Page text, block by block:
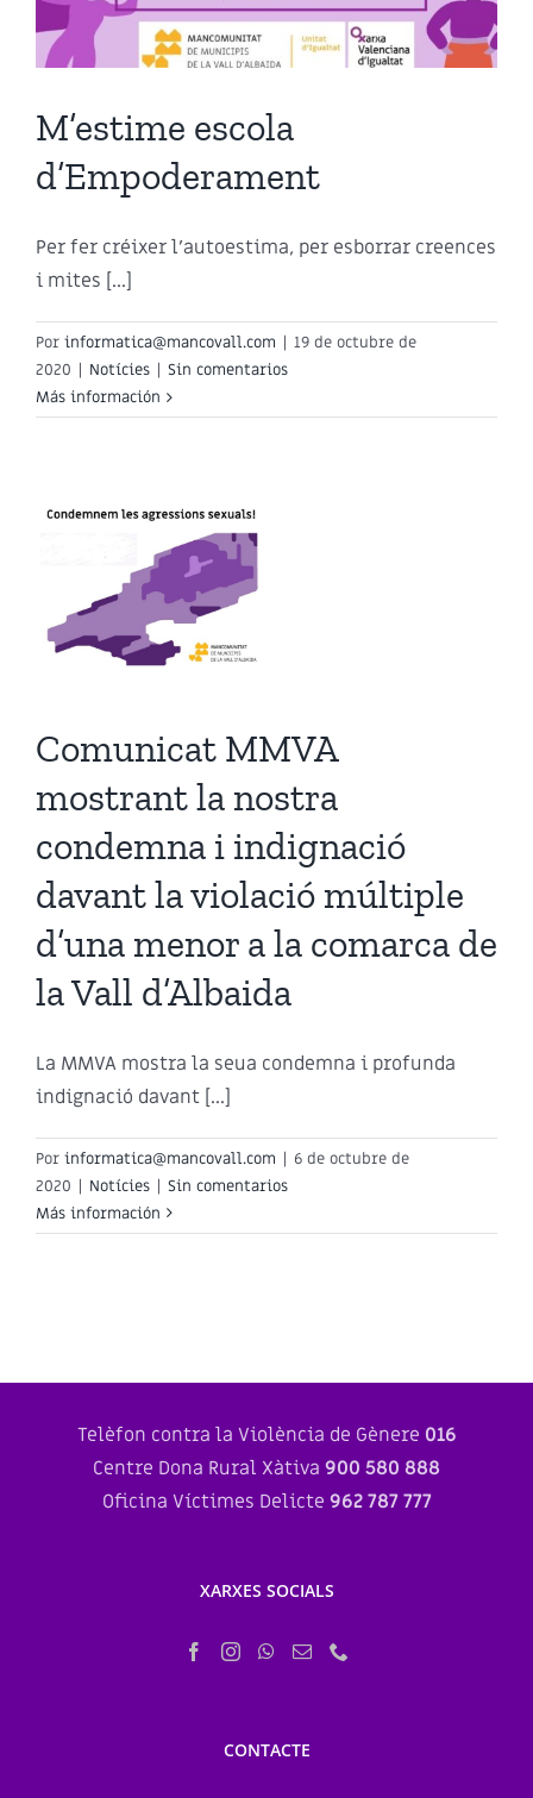
M’estime escola
d’Empoderament
Per fer créixer l'autoestima, per esborrar creences
i mites [...]
Por informatica@mancovall.com | 19 de octubre de
2020 | Notícies | Sin comentarios
Más información
Comunicat MMVA
mostrant la nostra
condemna i indignació
davant la violació múltiple
d’una menor a la comarca de
la Vall d’Albaida
La MMVA mostra la seua condemna i profunda
indignació davant [...]
Por informatica@mancovall.com | 6 de octubre de
2020 | Notícies | Sin comentarios
Más información
Telèfon contra la Violència de Gènere 016
Centre Dona Rural Xàtiva 900 580 888
Oficina Víctimes Delicte 962 787 777
XARXES SOCIALS
CONTACTE